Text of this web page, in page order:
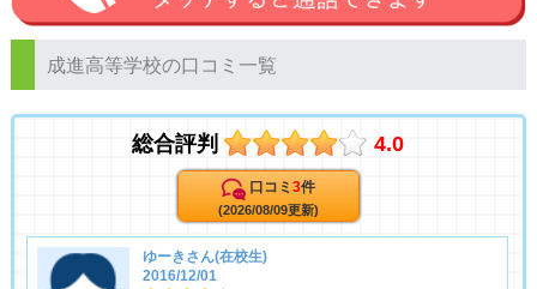
成進高等学校の口コミ一覧
総合評判 4.0
口コミ 3件
(2026/08/09更新)
ゆーきさん(在校生)
2016/12/01